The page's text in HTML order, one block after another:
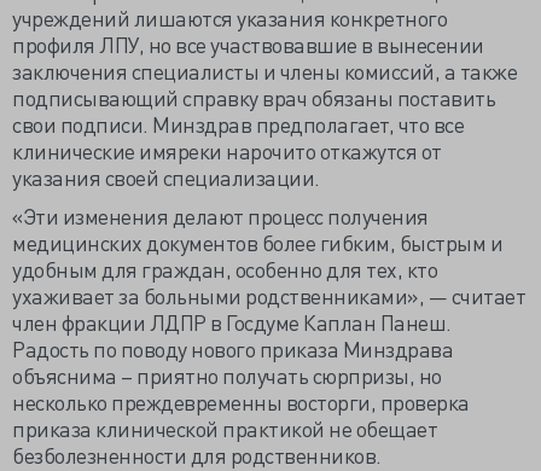
учреждений лишаются указания конкретного
профиля ЛПУ, но все участвовавшие в вынесении
заключения специалисты и члены комиссий, а также
подписывающий справку врач обязаны поставить
свои подписи. Минздрав предполагает, что все
клинические имяреки нарочито откажутся от
указания своей специализации.
«Эти изменения делают процесс получения
медицинских документов более гибким, быстрым и
удобным для граждан, особенно для тех, кто
ухаживает за больными родственниками», — считает
член фракции ЛДПР в Госдуме Каплан Панеш.
Радость по поводу нового приказа Минздрава
объяснима – приятно получать сюрпризы, но
несколько преждевременны восторги, проверка
приказа клинической практикой не обещает
безболезненности для родственников.